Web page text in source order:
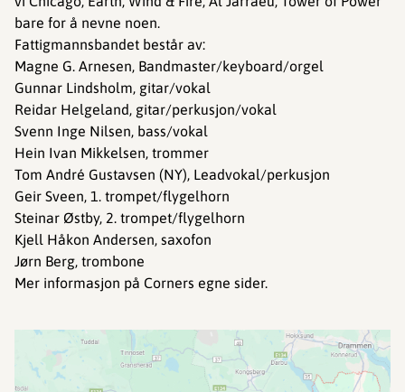
bare for å nevne noen.
Fattigmannsbandet består av:
Magne G. Arnesen, Bandmaster/keyboard/orgel
Gunnar Lindsholm, gitar/vokal
Reidar Helgeland, gitar/perkusjon/vokal
Svenn Inge Nilsen, bass/vokal
Hein Ivan Mikkelsen, trommer
Tom André Gustavsen (NY), Leadvokal/perkusjon
Geir Sveen, 1. trompet/flygelhorn
Steinar Østby, 2. trompet/flygelhorn
Kjell Håkon Andersen, saxofon
Jørn Berg, trombone
Mer informasjon på Corners egne sider.